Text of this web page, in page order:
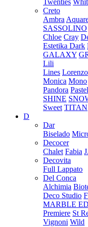
Twenties
Creto
Ambra
SASSOLINO
Chloe Cray
Estetika Dark
GALAXY
Lili
Lines Lorenzo
Monica Mono
Pandora Pastel
SHINE
Sweet TITAN
D
Dar
Biselado
Decocer
Chalet Fabia
Decovita
Full Lappato
Del Conca
Alchimia
Deco Studio
MARBLE
Premiere St
Vignoni Wild